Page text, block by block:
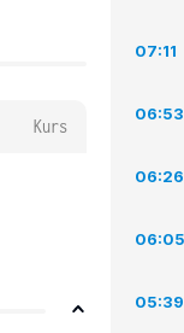
Kurs
07:11
06:53
06:26
06:05
05:39